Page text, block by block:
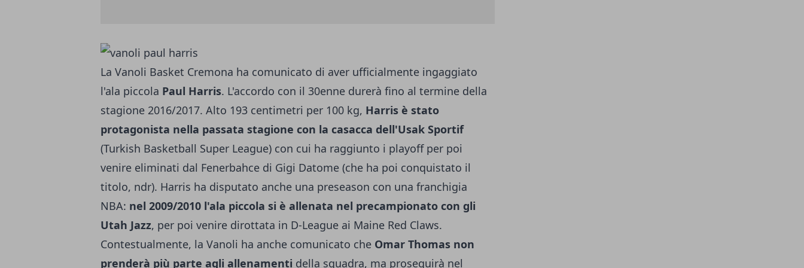
La Vanoli Basket Cremona ha comunicato di aver ufficialmente ingaggiato
l'ala piccola Paul Harris. L'accordo con il 30enne durerà fino al termine della
stagione 2016/2017. Alto 193 centimetri per 100 kg, Harris è stato
protagonista nella passata stagione con la casacca dell'Usak Sportif
(Turkish Basketball Super League) con cui ha raggiunto i playoff per poi
venire eliminati dal Fenerbahce di Gigi Datome (che ha poi conquistato il
titolo, ndr). Harris ha disputato anche una preseason con una franchigia
NBA: nel 2009/2010 l'ala piccola si è allenata nel precampionato con gli
Utah Jazz, per poi venire dirottata in D-League ai Maine Red Claws.
Contestualmente, la Vanoli ha anche comunicato che Omar Thomas non
prenderà più parte agli allenamenti della squadra, ma proseguirà nel